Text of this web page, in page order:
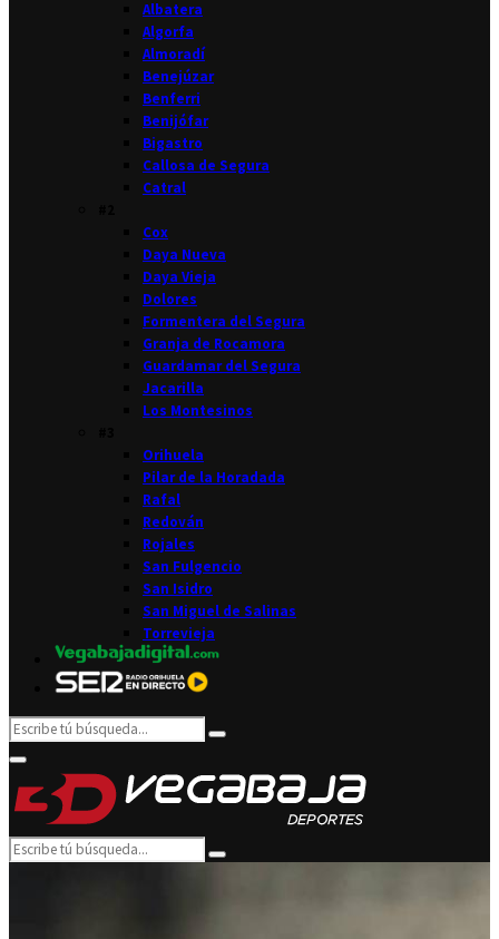
Albatera
Algorfa
Almoradí
Benejúzar
Benferri
Benijófar
Bigastro
Callosa de Segura
Catral
Cox
Daya Nueva
Daya Vieja
Dolores
Formentera del Segura
Granja de Rocamora
Guardamar del Segura
Jacarilla
Los Montesinos
Orihuela
Pilar de la Horadada
Rafal
Redován
Rojales
San Fulgencio
San Isidro
San Miguel de Salinas
Torrevieja
Search
for:
Search
Primary
Menu
Search
for:
Search